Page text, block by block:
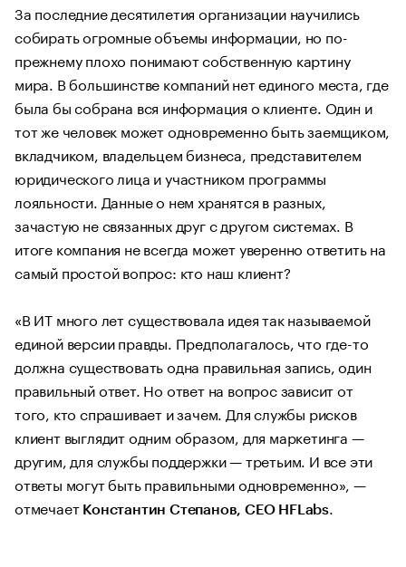
За последние десятилетия организации научились
собирать огромные объемы информации, но по-
прежнему плохо понимают собственную картину
мира. В большинстве компаний нет единого места, где
была бы собрана вся информация о клиенте. Один и
тот же человек может одновременно быть заемщиком,
вкладчиком, владельцем бизнеса, представителем
юридического лица и участником программы
лояльности. Данные о нем хранятся в разных,
зачастую не связанных друг с другом системах. В
итоге компания не всегда может уверенно ответить на
самый простой вопрос: кто наш клиент?
«В ИТ много лет существовала идея так называемой
единой версии правды. Предполагалось, что где-то
должна существовать одна правильная запись, один
правильный ответ. Но ответ на вопрос зависит от
того, кто спрашивает и зачем. Для службы рисков
клиент выглядит одним образом, для маркетинга —
другим, для службы поддержки — третьим. И все эти
ответы могут быть правильными одновременно», —
отмечает Константин Степанов, CEO HFLabs.